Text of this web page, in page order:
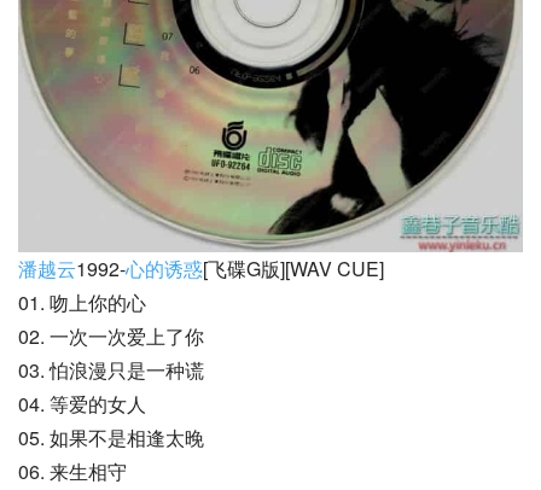
潘越云1992-心的诱惑[飞碟G版][WAV CUE]
01. 吻上你的心
02. 一次一次爱上了你
03. 怕浪漫只是一种谎
04. 等爱的女人
05. 如果不是相逢太晚
06. 来生相守